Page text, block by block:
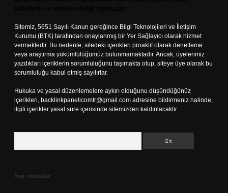
Sitemiz, 5651 Sayılı Kanun gereğince Bilgi Teknolojileri ve İletişim
Kurumu (BTK) tarafından onaylanmış bir Yer Sağlayıcı olarak hizmet
vermektedir. Bu nedenle, sitedeki içerikleri proaktif olarak denetleme
veya araştırma yükümlülüğümüz bulunmamaktadır. Ancak, üyelerimiz
yazdıkları içeriklerin sorumluluğunu taşımakta olup, siteye üye olarak bu
sorumluluğu kabul etmiş sayılırlar.
Hukuka ve yasal düzenlemelere aykırı olduğunu düşündüğünüz
içerikleri, backlinkpanelicomtr@gmail.com adresine bildirmeniz halinde,
ilgili içerikler yasal süre içerisinde sitemizden kaldırılacaktır.
Son yorumlar